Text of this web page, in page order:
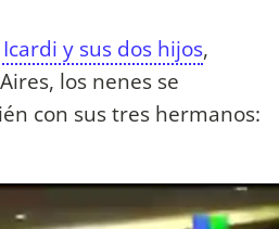
y sus dos hijos,
los nenes se
con sus tres hermanos: